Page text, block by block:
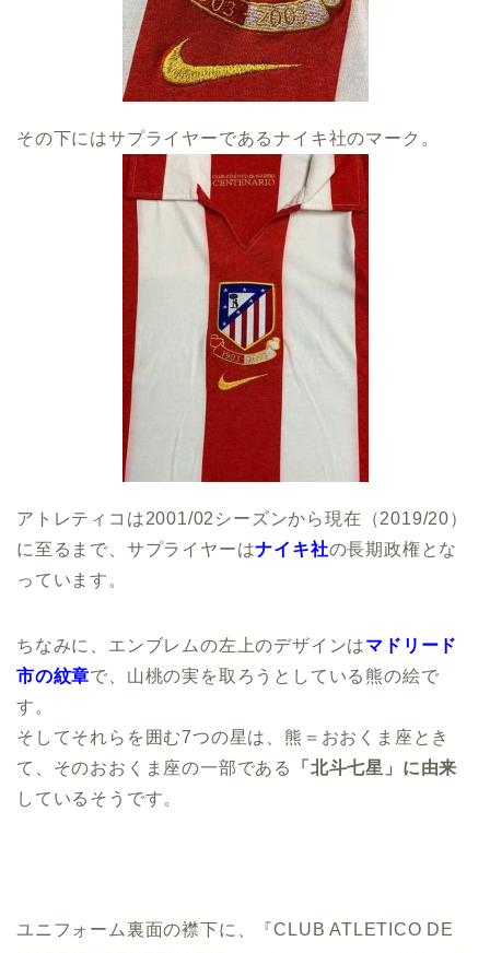
その下にはサプライヤーであるナイキ社のマーク。
アトレティコは2001/02シーズンから現在（2019/20）
に至るまで、サプライヤーはナイキ社の長期政権とな
っています。
ちなみに、エンブレムの左上のデザインはマドリード
市の紋章で、山桃の実を取ろうとしている熊の絵で
す。
そしてそれらを囲む7つの星は、熊＝おおくま座とき
て、そのおおくま座の一部である
「北斗七星」に由来
しているそうです。
ユニフォーム裏面の襟下に、『CLUB ATLETICO DE